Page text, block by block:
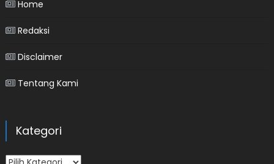
Home
Redaksi
Disclaimer
Tentang Kami
Kategori
Kategori